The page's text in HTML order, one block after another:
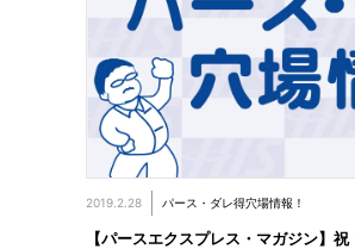
2019.2.28 パース・ダレ得穴場情報！
【パースエクスプレス・マガジン】